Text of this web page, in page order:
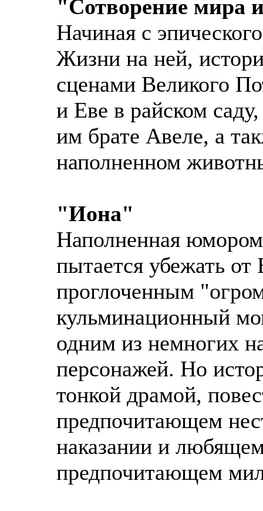
"Сотворение мира
Начиная с
Жизни на ней,
сценами Великого
и Еве в райском
им брате Авеле, а
наполненном
"Иона"
Наполненная
пытается убежать от
проглоченным
кульминационный
одним из немногих
персонажей. Но
тонкой драмой,
предпочитающем
наказании и
предпочитающем